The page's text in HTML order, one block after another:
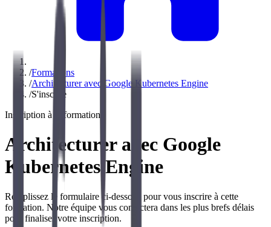
/Formations
/Architecturer avec Google Kubernetes Engine
/S'inscrire
Inscription à la formation
Architecturer avec Google
Kubernetes Engine
Remplissez le formulaire ci-dessous pour vous inscrire à cette
formation. Notre équipe vous contactera dans les plus brefs délais
pour finaliser votre inscription.